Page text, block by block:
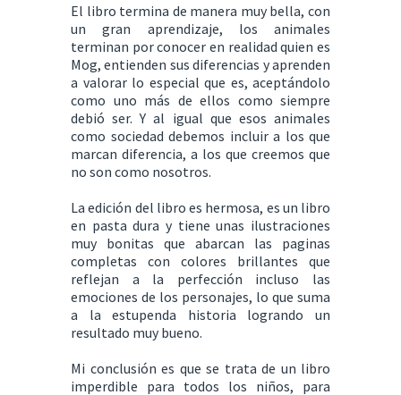
El libro termina de manera muy bella, con
un gran aprendizaje, los animales
terminan por conocer en realidad quien es
Mog, entienden sus diferencias y aprenden
a valorar lo especial que es, aceptándolo
como uno más de ellos como siempre
debió ser. Y al igual que esos animales
como sociedad debemos incluir a los que
marcan diferencia, a los que creemos que
no son como nosotros.
La edición del libro es hermosa, es un libro
en pasta dura y tiene unas ilustraciones
muy bonitas que abarcan las paginas
completas con colores brillantes que
reflejan a la perfección incluso las
emociones de los personajes, lo que suma
a la estupenda historia logrando un
resultado muy bueno.
Mi conclusión es que se trata de un libro
imperdible para todos los niños, para